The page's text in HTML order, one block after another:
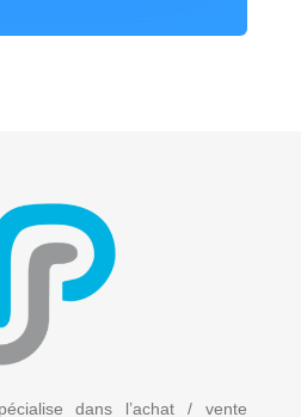
dans l’achat / vente